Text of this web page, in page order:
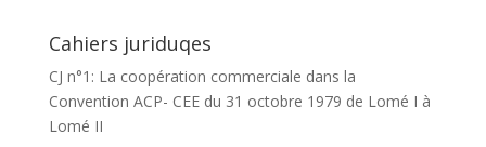
Cahiers juriduqes
CJ n°1: La coopération commerciale dans la
Convention ACP- CEE du 31 octobre 1979 de Lomé I à
Lomé II